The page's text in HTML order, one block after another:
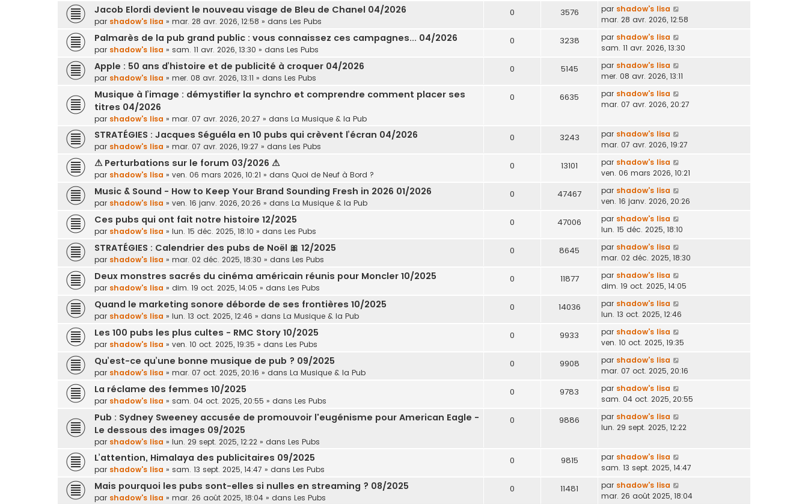
Jacob Elordi devient le nouveau visage de Bleu de Chanel 04/2026
par shadow's lisa » mar. 28 avr. 2026, 12:58 » dans Les Pubs
0 3576 par shadow's lisa
mar. 28 avr. 2026, 12:58
Palmarès de la pub grand public : vous connaissez ces campagnes... 04/2026
par shadow's lisa » sam. 11 avr. 2026, 13:30 » dans Les Pubs
0 3238 par shadow's lisa
sam. 11 avr. 2026, 13:30
Apple : 50 ans d’histoire et de publicité à croquer 04/2026
par shadow's lisa » mer. 08 avr. 2026, 13:11 » dans Les Pubs
0 5145 par shadow's lisa
mer. 08 avr. 2026, 13:11
Musique à l’image : démystifier la synchro et comprendre comment placer ses
titres 04/2026
par shadow's lisa » mar. 07 avr. 2026, 20:27 » dans La Musique & la Pub
0 6635 par shadow's lisa
mar. 07 avr. 2026, 20:27
STRATÉGIES : Jacques Séguéla en 10 pubs qui crèvent l’écran 04/2026
par shadow's lisa » mar. 07 avr. 2026, 19:27 » dans Les Pubs
0 3243 par shadow's lisa
mar. 07 avr. 2026, 19:27
⚠ Perturbations sur le forum 03/2026 ⚠
par shadow's lisa » ven. 06 mars 2026, 10:21 » dans Quoi de Neuf à Bord ?
0 13101 par shadow's lisa
ven. 06 mars 2026, 10:21
Music & Sound - How to Keep Your Brand Sounding Fresh in 2026 01/2026
par shadow's lisa » ven. 16 janv. 2026, 20:26 » dans La Musique & la Pub
0 47467 par shadow's lisa
ven. 16 janv. 2026, 20:26
Ces pubs qui ont fait notre histoire 12/2025
par shadow's lisa » lun. 15 déc. 2025, 18:10 » dans Les Pubs
0 47006 par shadow's lisa
lun. 15 déc. 2025, 18:10
STRATÉGIES : Calendrier des pubs de Noël 🎀 12/2025
par shadow's lisa » mar. 02 déc. 2025, 18:30 » dans Les Pubs
0 8645 par shadow's lisa
mar. 02 déc. 2025, 18:30
Deux monstres sacrés du cinéma américain réunis pour Moncler 10/2025
par shadow's lisa » dim. 19 oct. 2025, 14:05 » dans Les Pubs
0 11877 par shadow's lisa
dim. 19 oct. 2025, 14:05
Quand le marketing sonore déborde de ses frontières 10/2025
par shadow's lisa » lun. 13 oct. 2025, 12:46 » dans La Musique & la Pub
0 14036 par shadow's lisa
lun. 13 oct. 2025, 12:46
Les 100 pubs les plus cultes - RMC Story 10/2025
par shadow's lisa » ven. 10 oct. 2025, 19:35 » dans Les Pubs
0 9933 par shadow's lisa
ven. 10 oct. 2025, 19:35
Qu’est-ce qu’une bonne musique de pub ? 09/2025
par shadow's lisa » mar. 07 oct. 2025, 20:16 » dans La Musique & la Pub
0 9908 par shadow's lisa
mar. 07 oct. 2025, 20:16
La réclame des femmes 10/2025
par shadow's lisa » sam. 04 oct. 2025, 20:55 » dans Les Pubs
0 9783 par shadow's lisa
sam. 04 oct. 2025, 20:55
Pub : Sydney Sweeney accusée de promouvoir l'eugénisme pour American Eagle -
Le dessous des images 09/2025
par shadow's lisa » lun. 29 sept. 2025, 12:22 » dans Les Pubs
0 9886 par shadow's lisa
lun. 29 sept. 2025, 12:22
L’attention, Himalaya des publicitaires 09/2025
par shadow's lisa » sam. 13 sept. 2025, 14:47 » dans Les Pubs
0 9815 par shadow's lisa
sam. 13 sept. 2025, 14:47
Mais pourquoi les pubs sont-elles si nulles en streaming ? 08/2025
par shadow's lisa » mar. 26 août 2025, 18:04 » dans Les Pubs
0 11481 par shadow's lisa
mar. 26 août 2025, 18:04